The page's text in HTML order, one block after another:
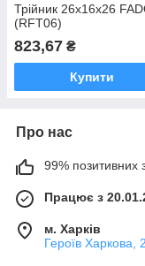
Трійник 26х16х26
(RFT06)
823,67 ₴
Купити
Про нас
99% позитивних з
Працює з
м. Харків
Героїв Харкова,